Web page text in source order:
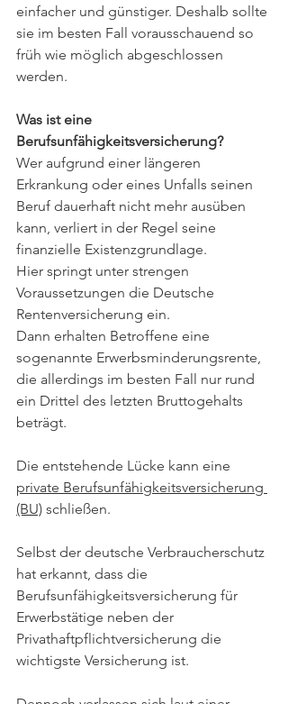
einfacher und günstiger. Deshalb sollte
sie im besten Fall vorausschauend so
früh wie möglich abgeschlossen
werden.
Was ist eine
Berufsunfähigkeitsversicherung?
Wer aufgrund einer längeren
Erkrankung oder eines Unfalls seinen
Beruf dauerhaft nicht mehr ausüben
kann, verliert in der Regel seine
finanzielle Existenzgrundlage.
Hier springt unter strengen
Voraussetzungen die Deutsche
Rentenversicherung ein.
Dann erhalten Betroffene eine
sogenannte Erwerbsminderungsrente,
die allerdings im besten Fall nur rund
ein Drittel des letzten Bruttogehalts
beträgt.
Die entstehende Lücke kann eine
private Berufsunfähigkeitsversicherung
(BU) schließen.
Selbst der deutsche Verbraucherschutz
hat erkannt, dass die
Berufsunfähigkeitsversicherung für
Erwerbstätige neben der
Privathaftpflichtversicherung die
wichtigste Versicherung ist.